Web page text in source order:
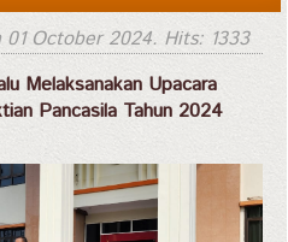
01 October 2024. Hits: 1333
Melaksanakan Upacara
Pancasila Tahun 2024